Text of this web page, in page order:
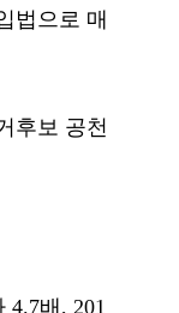
법으로 매
후보 공천
배, 201